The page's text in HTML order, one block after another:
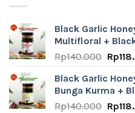
Black Garlic
Multifloral +
Rp140.000
was:
Rp
Black Garlic
Bunga Kurma +
Rp140.000 Rp